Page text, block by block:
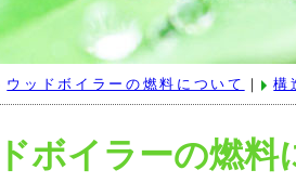
ウッドボイラーの燃料について ｜ 構
ボイラーの燃料